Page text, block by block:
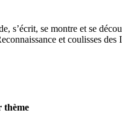
s’écrit, se montre et se
et coulisses
thème